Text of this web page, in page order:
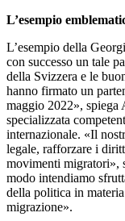
L’esempio
L’esempio della
con successo un tale
della Svizzera e le
hanno firmato un
maggio 2022», spiega
specializzata
internazionale. «Il
legale, rafforzare i
movimenti migratori»,
modo intendiamo
della politica in
migrazione».